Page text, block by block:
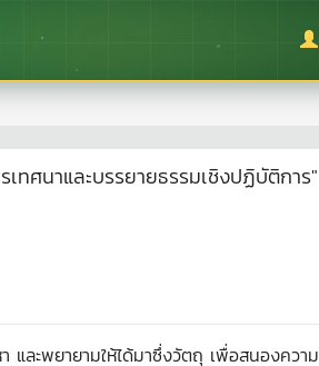
ทศนาและบรรยายธรรมเชิงปฏิบัติการ"
และพยายามให้ได้มาซึ่งวัตถุ เพื่อสนองความ